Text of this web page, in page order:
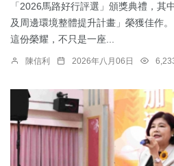
「2026馬路好行評選」頒獎典禮，其
及周邊環境整體提升計畫」榮獲佳作
這份榮耀，不只是一座...
陳信利 2026年八月06日